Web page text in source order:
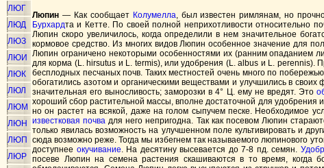
ЛЮГ
ЛЮД
ЛЮЗ
ЛЮИ
ЛЮК
ЛЮЛ
ЛЮМ
ЛЮН
ЛЮП
ЛЮР
Люпин — Как сообщает Колумелла, был известен римлянам, но
Бурхардта и Кетте. По своей полной неприхотливости относительно
Люпин скоро увеличилось, когда определили в нем значительное
кормовое средство. Из многих видов Люпин особенное значение для
Люпин ограничено некоторыми особенностями их (ранним опаданием
для корма (L. hirsutus и L. termis), или удобрения (L. albus и L. perennis).
бесплодных песчаных почв. Таких местностей очень много по
обогатились азотом и органическими веществами и улучшились в
значительная его выносливость; заморозки в 4° Ц. ему не вредят. Это
хороший сбор растительной массы, вполне достаточной для
но он растет на всякой, даже на голом сыпучем песке. Необходимое
известковая почва для него непригодна. Так как посевом Люпин
только явилась возможность на улучшенном поле культивировать и
сюда возможно реже. Тогда мы избегнем так называемого люпинового
доступнее окучивание. На десятину высевается до 7-8 пд. семян.
посеве Люпин на семена растения скашиваются в то время, когда